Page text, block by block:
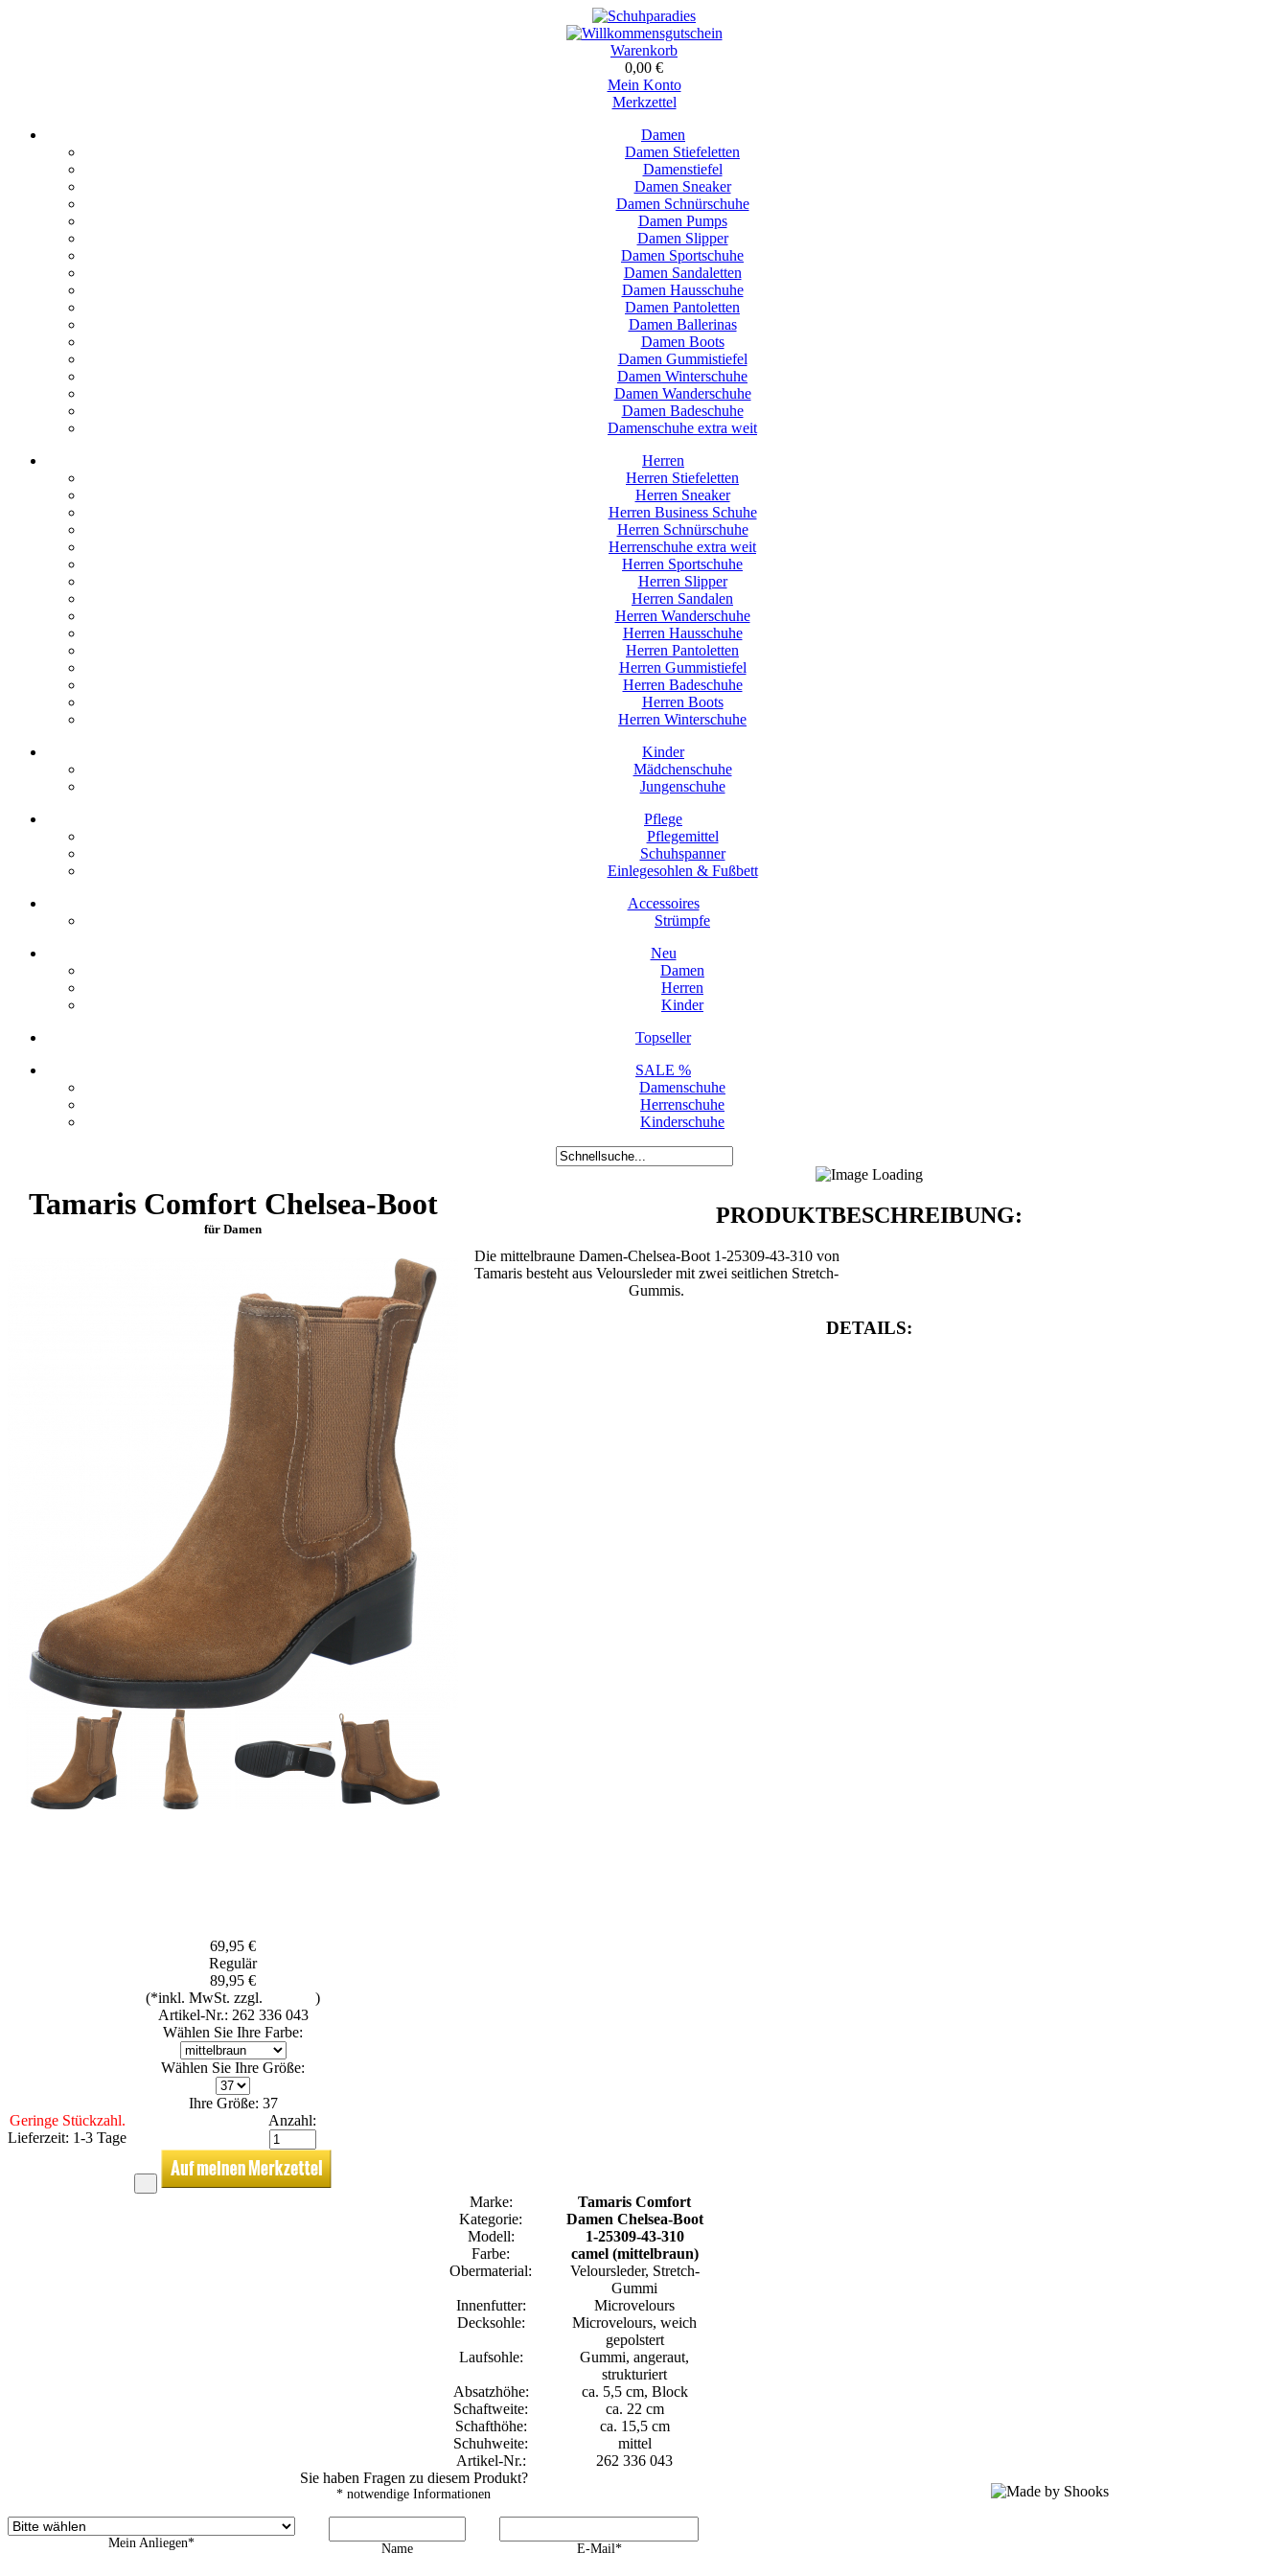
Warenkorb
0,00 €
Mein Konto
Merkzettel
Damen
Damen Stiefeletten
Damenstiefel
Damen Sneaker
Damen Schnürschuhe
Damen Pumps
Damen Slipper
Damen Sportschuhe
Damen Sandaletten
Damen Hausschuhe
Damen Pantoletten
Damen Ballerinas
Damen Boots
Damen Gummistiefel
Damen Winterschuhe
Damen Wanderschuhe
Damen Badeschuhe
Damenschuhe extra weit
Herren
Herren Stiefeletten
Herren Sneaker
Herren Business Schuhe
Herren Schnürschuhe
Herrenschuhe extra weit
Herren Sportschuhe
Herren Slipper
Herren Sandalen
Herren Wanderschuhe
Herren Hausschuhe
Herren Pantoletten
Herren Gummistiefel
Herren Badeschuhe
Herren Boots
Herren Winterschuhe
Kinder
Mädchenschuhe
Jungenschuhe
Pflege
Pflegemittel
Schuhspanner
Einlegesohlen & Fußbett
Accessoires
Strümpfe
Neu
Damen
Herren
Kinder
Topseller
SALE %
Damenschuhe
Herrenschuhe
Kinderschuhe
Tamaris Comfort Chelsea-Boot
für Damen
69,95 €
Regulär
89,95 €
(*inkl. MwSt. zzgl.
)
Artikel-Nr.: 262 336 043
Wählen Sie Ihre Farbe:
Wählen Sie Ihre Größe:
Ihre Größe: 37
Geringe Stückzahl.
Lieferzeit: 1-3 Tage
Anzahl:
PRODUKTBESCHREIBUNG:
Die mittelbraune Damen-Chelsea-Boot 1-25309-43-310 von
Tamaris besteht aus Veloursleder mit zwei seitlichen Stretch-
Gummis.
DETAILS:
Marke:
Tamaris Comfort
Kategorie:
Damen Chelsea-Boot
Modell:
1-25309-43-310
Farbe:
camel (mittelbraun)
Obermaterial:
Veloursleder, Stretch-
Gummi
Innenfutter:
Microvelours
Decksohle:
Microvelours, weich
gepolstert
Laufsohle:
Gummi, angeraut,
strukturiert
Absatzhöhe:
ca. 5,5 cm, Block
Schaftweite:
ca. 22 cm
Schafthöhe:
ca. 15,5 cm
Schuhweite:
mittel
Artikel-Nr.:
262 336 043
Sie haben Fragen zu diesem Produkt?
* notwendige Informationen
Mein Anliegen* Name E-Mail*